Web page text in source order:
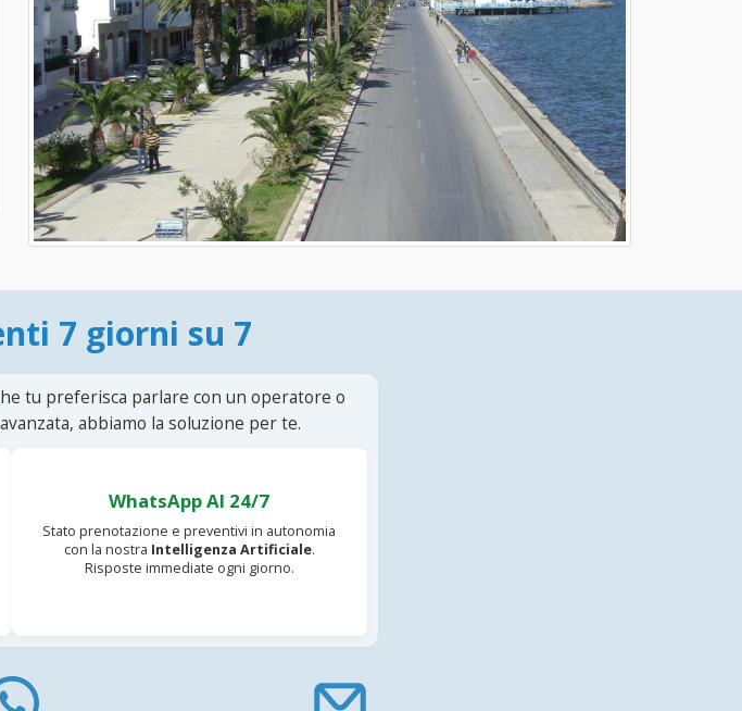
7 giorni su 7
tu preferisca parlare con un operatore o
abbiamo la soluzione per te.
WhatsApp AI 24/7
Stato prenotazione e preventivi in autonomia
con la nostra Intelligenza Artificiale.
Risposte immediate ogni giorno.